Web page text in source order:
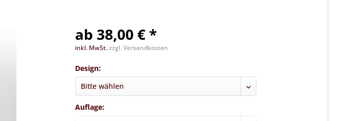
ab 38,00 € *
inkl. MwSt.zzgl. Versandkosten
Design:
Auflage: